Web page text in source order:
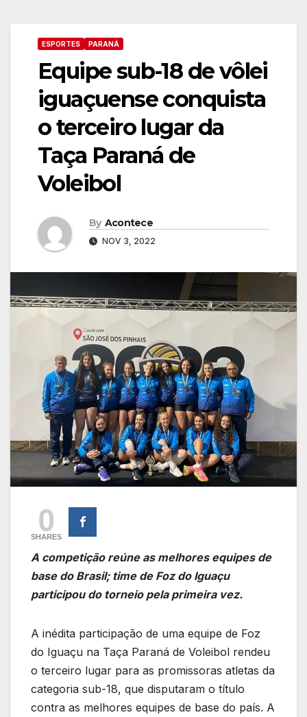
ESPORTES PARANÁ
Equipe sub-18 de vôlei
iguaçuense conquista
o terceiro lugar da
Taça Paraná de
Voleibol
By Acontece
NOV 3, 2022
0
SHARES
A competição reúne as melhores equipes de
base do Brasil; time de Foz do Iguaçu
participou do torneio pela primeira vez.
A inédita participação de uma equipe de Foz
do Iguaçu na Taça Paraná de Voleibol rendeu
o terceiro lugar para as promissoras atletas da
categoria sub-18, que disputaram o título
contra as melhores equipes de base do país. A